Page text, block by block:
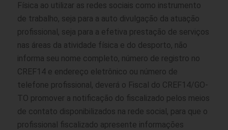
Física ao utilizar as redes sociais como instrumento
de trabalho, seja para a auto divulgação da atuação
profissional, seja para a efetiva prestação de serviços
nas áreas da atividade física e do desporto, não
informa seu nome completo, número de registro no
CREF14 e endereço eletrônico ou número de
telefone profissional, deverá o Fiscal do CREF14/GO-
TO promover a notificação do fiscalizado pelos meios
de contato disponibilizados na rede social, para que o
profissional fiscalizado apresente informações